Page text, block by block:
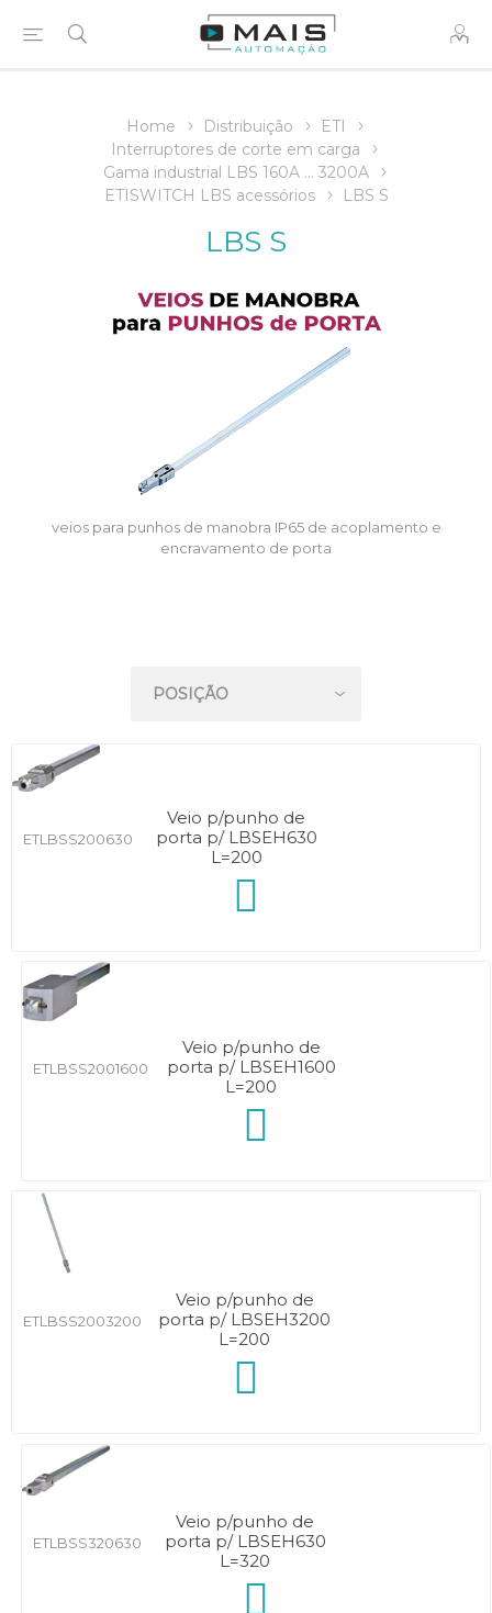
Home Distribuição
ETI
Interruptores de corte em carga
Gama industrial LBS 160A ... 3200A
ETISWITCH LBS acessórios
LBS S
LBS S
veios para punhos de manobra IP65 de acoplamento e
encravamento de porta
ETLBSS200630
Veio p/punho de
porta p/ LBSEH630
L=200
ETLBSS2001600
Veio p/punho de
porta p/ LBSEH1600
L=200
ETLBSS2003200
Veio p/punho de
porta p/ LBSEH3200
L=200
ETLBSS320630
Veio p/punho de
porta p/ LBSEH630
L=320